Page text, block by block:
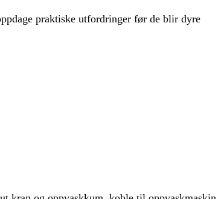
praktiske utfordringer før de blir dyre